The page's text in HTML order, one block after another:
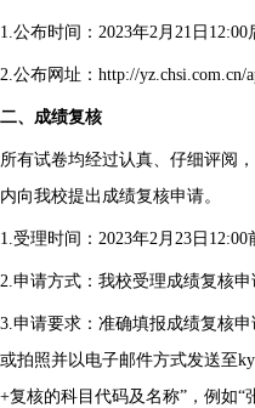
1.公布时间：2023年2月21日12:00
2.公布网址： http://yz.chsi.com.cn/
二、成绩复核
所有试卷均经过认真、仔细评阅
内向我校提出成绩复核申请。
1.受理时间：2023年2月23日12:00
2.申请方式：我校受理成绩复核
3.申请要求：准确填报成绩复核
或拍照并以电子邮件方式发送至
+复核的科目代码及名称”，例如“